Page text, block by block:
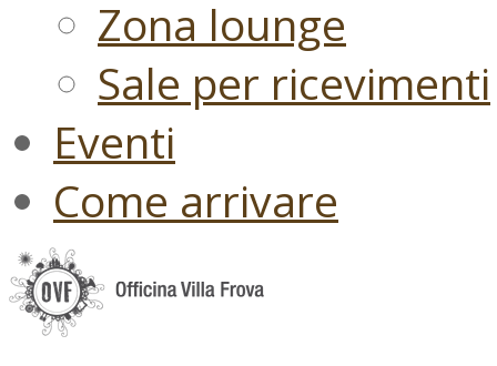
Zona lounge
Sale per ricevimenti
Eventi
Come arrivare